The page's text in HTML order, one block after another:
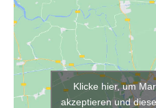
Klicke hier, um
akzeptieren und